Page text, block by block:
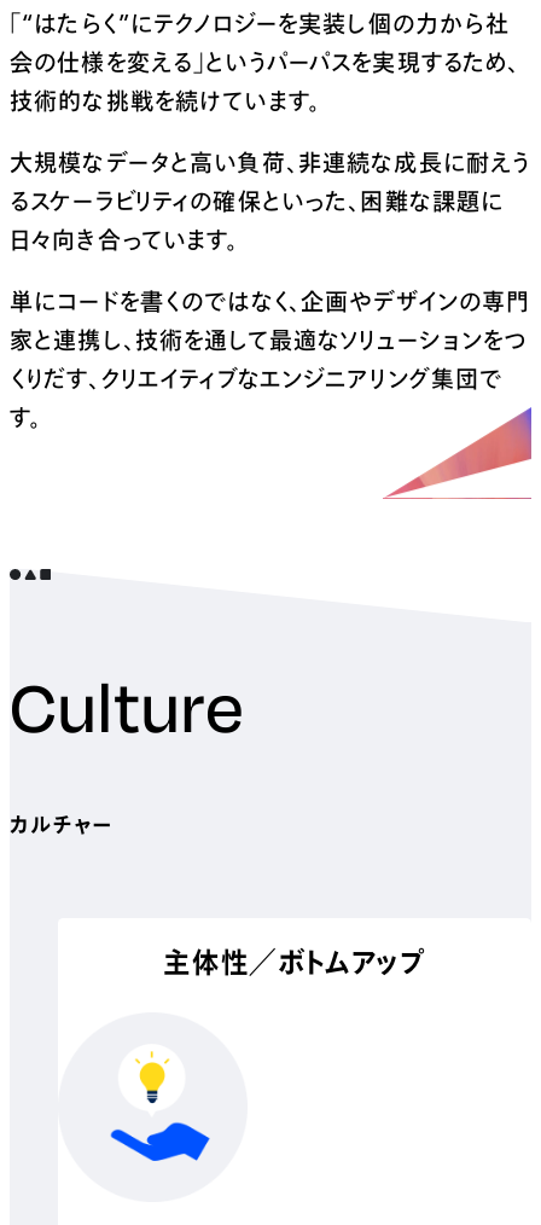
「“はたらく”にテクノロジーを実装し個の力から社
会の仕様を変える」 というパーパスを実現するため、
技術的な挑戦を続けています。
大規模なデータと高い負荷、非連続な成長に耐えう
るスケーラビリティの確保といった、 困難な課題に
日々向き合っています。
単にコードを書くのではなく、企画やデザインの専門
家と連携し、 技術を通して最適なソリューションをつ
くりだす、 クリエイティブなエンジニアリング集団で
す。
Culture
カルチャー
主体性／ボトムアップ